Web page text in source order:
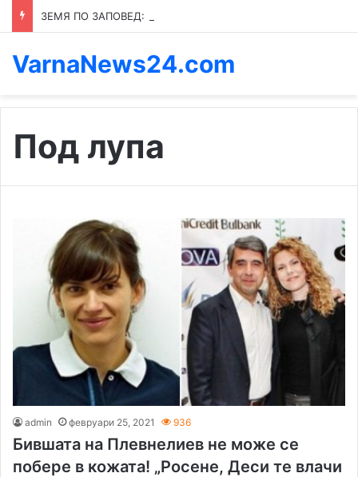
VarnaNews24.com
Под лупа
admin февруари 25, 2021 936
Бившата на Плевнелиев не може се
побере в кожата! „Росене, Деси те влачи